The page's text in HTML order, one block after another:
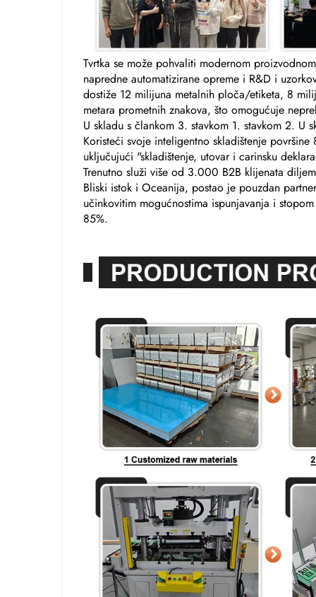
Tvrtka se može pohvaliti modernom
napredne automatizirane opreme i R&D i
dostiže 12 milijuna metalnih ploča/etiketa, 8
metara prometnih znakova, što omogućuje
U skladu s člankom 3. stavkom 1. stavkom 2. U
Koristeći svoje inteligentno skladištenje
uključujući "skladištenje, utovar i carinsku
Trenutno služi više od 3.000 B2B klijenata
Bliski istok i Oceanija, postao je pouzdan
učinkovitim mogućnostima ispunjavanja i
85%.